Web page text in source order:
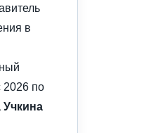
в
2026 по